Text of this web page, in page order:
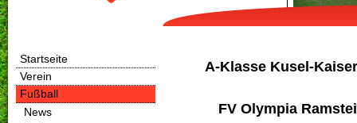
Startseite
Verein
Fußball
News
A-Klasse Kusel-
FV Olympia